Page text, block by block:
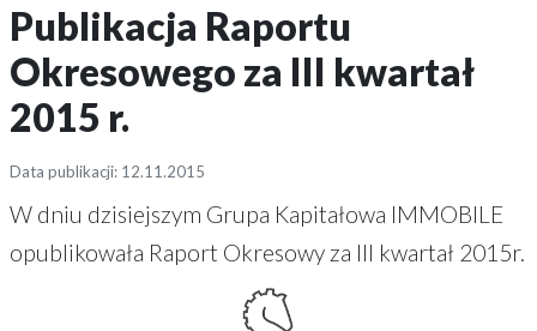
Publikacja Raportu
Okresowego za III kwartał
2015 r.
Data publikacji: 12.11.2015
W dniu dzisiejszym Grupa Kapitałowa IMMOBILE
opublikowała Raport Okresowy za III kwartał 2015r.